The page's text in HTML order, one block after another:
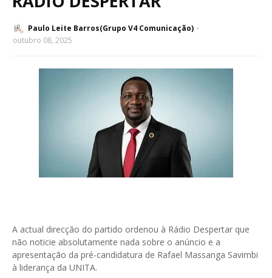
Paulo Leite Barros(Grupo V4 Comunicação)
outubro 08, 2025
A actual direcção do partido ordenou à Rádio Despertar que
não noticie absolutamente nada sobre o anúncio e a
apresentação da pré-candidatura de Rafael Massanga Savimbi
à liderança da UNITA.